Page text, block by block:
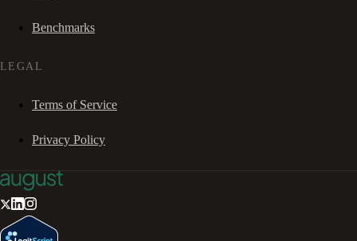
Benchmarks
LEGAL
Terms of Service
Privacy Policy